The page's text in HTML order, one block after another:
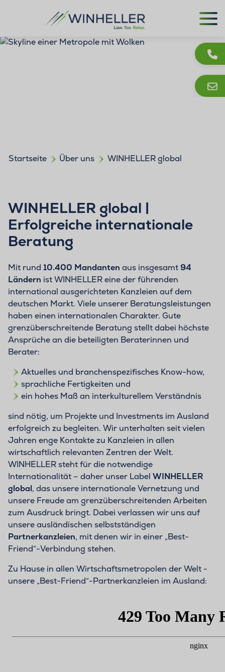
Startseite Über uns WINHELLER global
WINHELLER global |
Erfolgreiche internationale
Beratung
Mit rund 10.400 Mandanten aus insgesamt94
Ländern ist WINHELLER eine der führenden
international ausgerichteten Kanzleien auf dem
deutschen Markt. Viele unserer Beratungsleistungen
haben einen internationalen Charakter. Gute
grenzüberschreitende Beratung stellt dabei höchste
Ansprüche an die beteiligten Beraterinnen und
Berater:
Aktuelles und branchenspezifisches Know-how,
sprachliche Fertigkeiten und
ein hohes Maß an interkulturellem Verständnis
sind nötig, um Projekte und Investments im Ausland
erfolgreich zu begleiten. Wir unterhalten seit vielen
Jahren enge Kontakte zu Kanzleien in allen
wirtschaftlich relevanten Zentren der Welt.
WINHELLER steht für die notwendige
Internationalität – daher unser Label WINHELLER
global, das unsere internationale Vernetzung und
unsere Freude am grenzüberschreitenden Arbeiten
zum Ausdruck bringt. Dabei verlassen wir uns auf
unsere ausländischen selbstständigen
Partnerkanzleien, mit denen wir in einer „Best-
Friend“-Verbindung stehen.
Zu Hause in allen Wirtschaftsmetropolen der Welt -
unsere „Best-Friend“-Partnerkanzleien im Ausland: